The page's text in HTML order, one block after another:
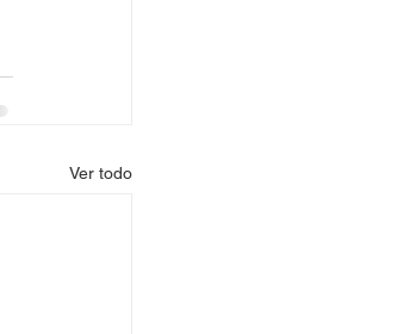
Ver todo